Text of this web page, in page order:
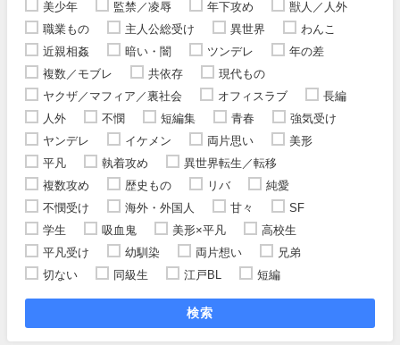
美少年
監禁／凌辱 年下攻め
獣人／人外
職業もの
主人公総受け 異世界
わんこ
近親相姦
暗い・闇 ツンデレ
年の差
複数／モブレ
共依存
現代もの
ヤクザ／マフィア／裏社会
オフィスラブ
長編
人外
不憫 短編集 青春
強気受け
ヤンデレ
イケメン 両片思い
美形
平凡
執着攻め
異世界転生／転移
複数攻め
歴史もの リバ
純愛
不憫受け
海外・外国人 甘々
SF
学生
吸血鬼 美形×平凡
高校生
平凡受け
幼馴染 両片想い
兄弟
切ない
同級生 江戸BL 短編
検索